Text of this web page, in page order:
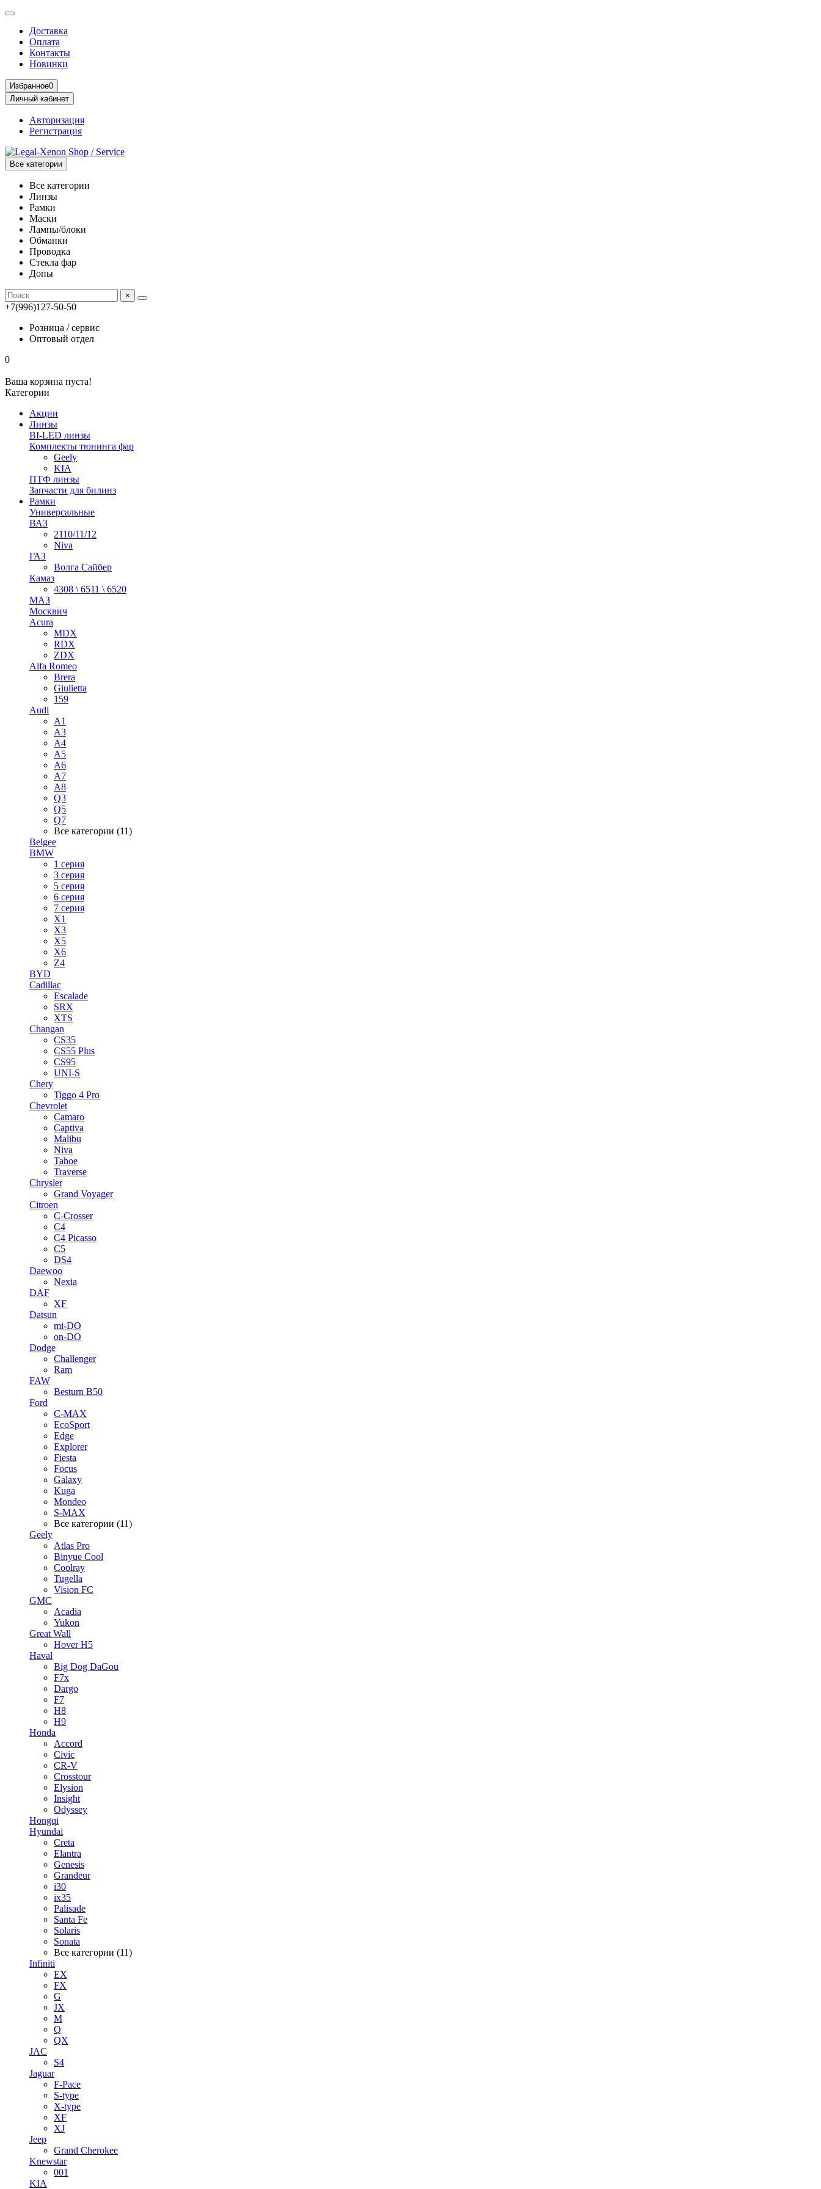
Доставка
Оплата
Контакты
Новинки
Избранное0
Личный кабинет
Авторизация
Регистрация
Все категории
Все категории
Линзы
Рамки
Маски
Лампы/блоки
Обманки
Проводка
Стекла фар
Допы
×
+7(996)127-50-50
Розница / сервис
Оптовый отдел
0
Ваша корзина пуста!
Категории
Акции
Линзы
BI-LED линзы
Комплекты тюнинга фар
Geely
KIA
ПТФ линзы
Запчасти для билинз
Рамки
Универсальные
ВАЗ
2110/11/12
Niva
ГАЗ
Волга Сайбер
Камаз
4308 \ 6511 \ 6520
МАЗ
Москвич
Acura
MDX
RDX
ZDX
Alfa Romeo
Brera
Giulietta
159
Audi
A1
A3
A4
A5
A6
A7
A8
Q3
Q5
Q7
Все категории (11)
Belgee
BMW
1 серия
3 серия
5 серия
6 серия
7 серия
X1
X3
X5
X6
Z4
BYD
Cadillac
Escalade
SRX
XTS
Changan
CS35
CS55 Plus
CS95
UNI-S
Chery
Tiggo 4 Pro
Chevrolet
Camaro
Captiva
Malibu
Niva
Tahoe
Traverse
Chrysler
Grand Voyager
Citroen
C-Crosser
C4
C4 Picasso
C5
DS4
Daewoo
Nexia
DAF
XF
Datsun
mi-DO
on-DO
Dodge
Challenger
Ram
FAW
Besturn B50
Ford
C-MAX
EcoSport
Edge
Explorer
Fiesta
Focus
Galaxy
Kuga
Mondeo
S-MAX
Все категории (11)
Geely
Atlas Pro
Binyue Cool
Coolray
Tugella
Vision FC
GMC
Acadia
Yukon
Great Wall
Hover H5
Haval
Big Dog DaGou
F7x
Dargo
F7
H8
H9
Honda
Accord
Civic
CR-V
Crosstour
Elysion
Insight
Odyssey
Hongqi
Hyundai
Creta
Elantra
Genesis
Grandeur
i30
ix35
Palisade
Santa Fe
Solaris
Sonata
Все категории (11)
Infiniti
EX
FX
G
JX
M
Q
QX
JAC
S4
Jaguar
F-Pace
S-type
X-type
XF
XJ
Jeep
Grand Cherokee
Knewstar
001
KIA